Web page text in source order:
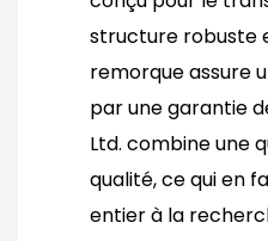
structure robuste
remorque assure
par une garantie
Ltd. combine une
qualité, ce qui en
entier à la